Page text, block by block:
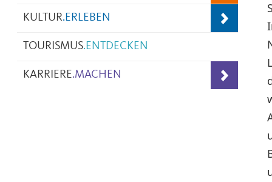
KULTUR.ERLEBEN
TOURISMUS.ENTDECKEN
KARRIERE.MACHEN